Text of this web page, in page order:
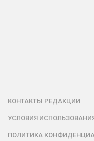
КОНТАКТЫ РЕДАКЦИИ
УСЛОВИЯ
ПОЛИТИКА